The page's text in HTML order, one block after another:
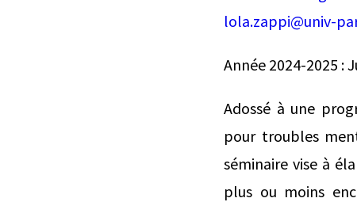
lola.zappi@univ-
Année 2024-2025 :
Adossé à une
pour troubles
séminaire vise à
plus ou moins